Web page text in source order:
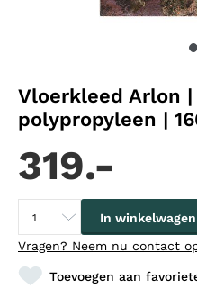
Vloerkleed Arlon
polypropyleen |
319.-
In winkelwagen
Vragen? Neem nu contact
Toevoegen aan